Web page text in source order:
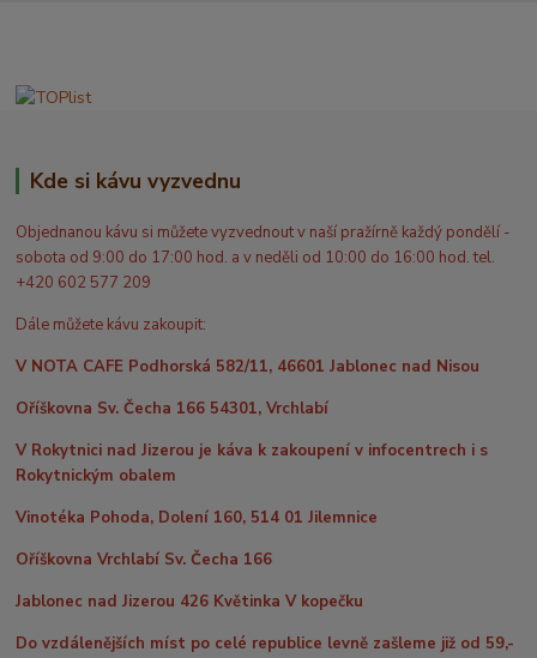
Kde si kávu vyzvednu
Objednanou kávu si můžete vyzvednout v naší pražírně každý pondělí -
sobota od 9:00 do 17:00 hod. a v neděli od 10:00 do 16:00 hod. tel.
+420 602 577 209
Dále můžete kávu zakoupit:
V NOTA CAFE Podhorská 582/11, 46601 Jablonec nad Nisou
Oříškovna Sv. Čecha 166 54301, Vrchlabí
V Rokytnici nad Jizerou je káva k zakoupení v infocentrech i s
Rokytnickým obalem
Vinotéka Pohoda, Dolení 160, 514 01 Jilemnice
Oříškovna Vrchlabí Sv. Čecha 166
Jablonec nad Jizerou 426 Květinka V kopečku
Do vzdálenějších míst po celé republice levně zašleme již od 59,-